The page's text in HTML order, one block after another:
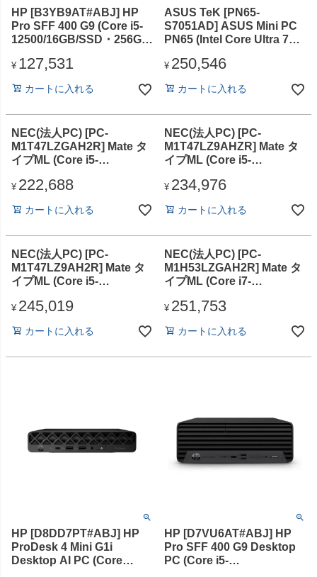
HP [B3YB9AT#ABJ] HP
Pro SFF 400 G9 (Core i5-
12500/16GB/SSD・256GB/
ブ/Win11Pro/Officeなし)
¥ 127,531
カートに入れる
ASUS TeK [PN65-
S7051AD] ASUS Mini PC
PN65 (Intel Core Ultra 7
256GB (PCIE)/光学ドライ
し)
¥ 250,546
カートに入れる
NEC(法人PC) [PC-
M1T47LZGAH2R] Mate タ
イプML (Core i5-
VDスーパーマル
25H2/Office無)
¥ 222,688
カートに入れる
NEC(法人PC) [PC-
M1T47LZ9AHZR] Mate タ
イプML (Core i5-
VDスーパーマル
25H2/Office Home &
¥ 234,976
カートに入れる
NEC(法人PC) [PC-
M1T47LZ9AH2R] Mate タ
イプML (Core i5-
VDスーパーマル
25H2/Office Home &
¥ 245,019
カートに入れる
NEC(法人PC) [PC-
M1H53LZGAH2R] Mate タ
イプML (Core i7-
VDスーパーマル
25H2/Office無)
¥ 251,753
カートに入れる
HP [D8DD7PT#ABJ] HP
ProDesk 4 Mini G1i
Desktop AI PC (Core
HP [D7VU6AT#ABJ] HP
Pro SFF 400 G9 Desktop
PC (Core i5-